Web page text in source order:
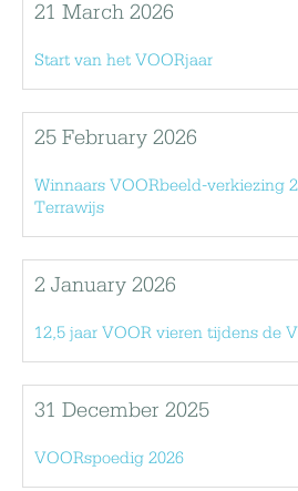
21 March 2026
Start van het VOORjaar
25 February 2026
Winnaars VOORbeeld-verkiezing
Terrawijs
2 January 2026
12,5 jaar VOOR vieren tijdens de
31 December 2025
VOORspoedig 2026